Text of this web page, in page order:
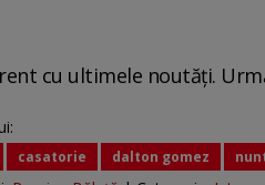
cu ultimele noutăți.
casatorie dalton gomez